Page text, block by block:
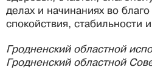
делах и начинаниях во
спокойствия, стабильности
Гродненский областной
Гродненский областной